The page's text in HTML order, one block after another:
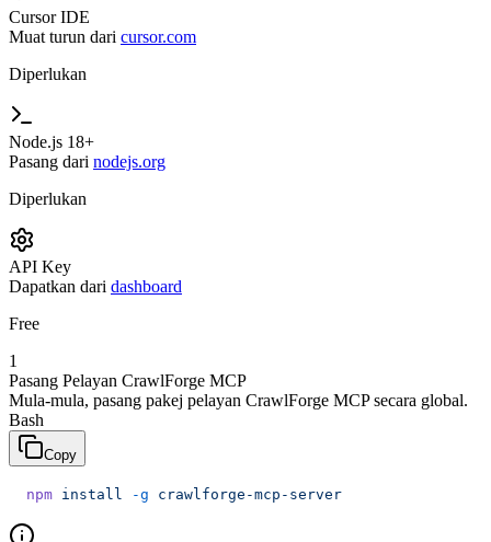
Cursor IDE
Muat turun dari cursor.com
Diperlukan
Node.js 18+
Pasang dari nodejs.org
Diperlukan
API Key
Dapatkan dari dashboard
Free
1
Pasang Pelayan CrawlForge MCP
Mula-mula, pasang pakej pelayan CrawlForge MCP secara global.
Bash
Copy
npm install -g crawlforge-mcp-server